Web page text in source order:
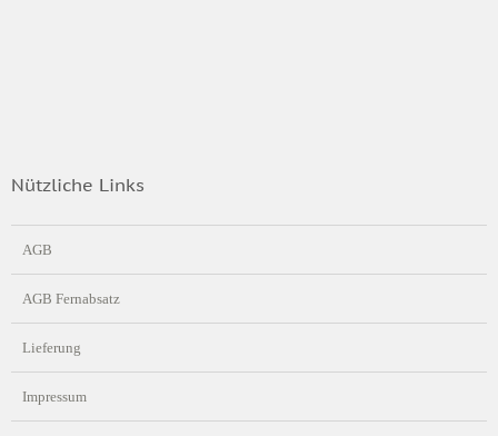
Nützliche Links
AGB
AGB Fernabsatz
Lieferung
Impressum